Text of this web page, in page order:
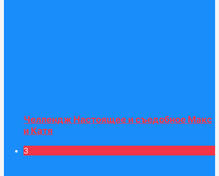
Челлендж Настоящее и съедобное Макс
и Катя
3